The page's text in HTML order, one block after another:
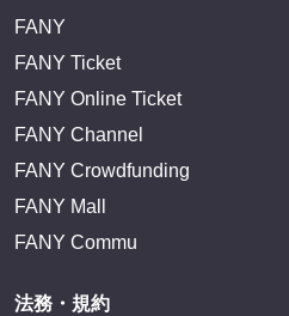
FANY
FANY Ticket
FANY Online Ticket
FANY Channel
FANY Crowdfunding
FANY Mall
FANY Commu
法務・規約